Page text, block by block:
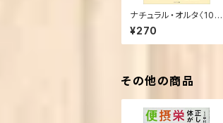
ナチュラル・オルタ〈10〉
生き方を変えれば病気
は治る (「自然治癒力を
高める」新シリーズ) (単
¥270
その他の商品